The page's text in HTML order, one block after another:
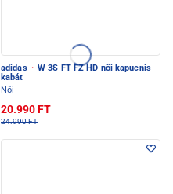
adidas · W 3S FT FZ HD női kapucnis
kabát
Női
20.990 FT
24.990 FT